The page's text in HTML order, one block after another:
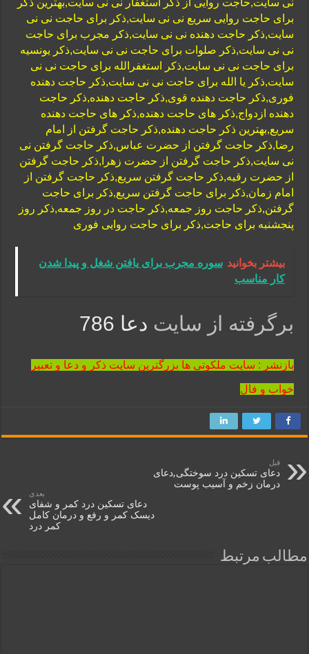
نی سایت,حاجت روایی از ذکر استغفار نی نی سایت,بهترین ذکر
برای حاجت روایی سریع نی نی سایت,ذکر برای حاجت نی نی
سایت,ذکر حاجت دهنده نی نی سایت,ذکر مجرب برای حاجت
نی نی سایت,ذکر صلوات برای حاجت نی نی سایت,ذکر یونسیه
برای حاجت نی نی سایت,ذکر استغفرالله برای حاجت نی نی
سایت,ذکر یا الله برای حاجت نی نی سایت,ذکر حاجت دهنده
فوری,ذکر حاجت دهنده قوی,ذكر حاجت دهنده,ذکر حاجت
دهنده ازدواج,ذکر های حاجت دهنده,ذکر های حاجت دهنده
سریع,بهترین ذکر حاجت دهنده,ذکر حاجت گرفتن از امام
رضا,ذکر حاجت گرفتن از حضرت عباس,ذکر حاجت گرفتن نی
نی سایت,ذکر حاجت گرفتن از حضرت زهرا,ذکر حاجت گرفتن
از حضرت رقیه,ذکر حاجت گرفتن سریع,ذکر حاجت گرفتن از
امام زمان,ذکر برای حاجت گرفتن سریع,ذکر برای حاجت
گرفتن,ذکر حاجت روز جمعه,ذکر حاجت در روز جمعه,ذکر روز
پنجشنبه برای حاجت,ذکر برای حاجت روایی فوری
بیشتر بخوانید سوره مجرب برای یافتن شغل و پیدا شدن
کار مناسب
برگرفته از سایت دعا 786
بازنشر : سایت ملکوتی ها بزرگترین سایت ذکر و دعا و تعبیر
خواب و فال
قبل
دعای تسکین درد سوختگی,دعای
درمان زخم و آسیب پوست
بعدی
دعای تسکین درد کمر و شفای
دیسک کمر و رفع و درمان کامل
کمر درد
مطالب مرتبط